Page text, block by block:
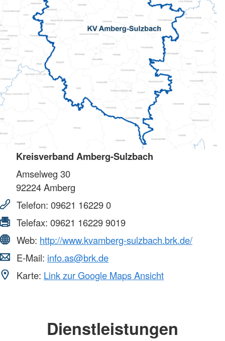
Kreisverband Amberg-Sulzbach
Amselweg 30
92224Amberg
Telefon: 09621 16229 0
Telefax: 09621 16229 9019
Web: http://www.kvamberg-sulzbach.brk.de/
E-Mail: info.as@brk.de
Karte: Link zur Google Maps Ansicht
Dienstleistungen